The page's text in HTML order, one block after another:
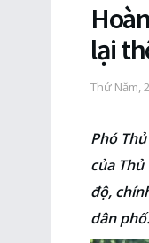
lại
Thứ Năm,
Phó
của
độ,
dân phố.